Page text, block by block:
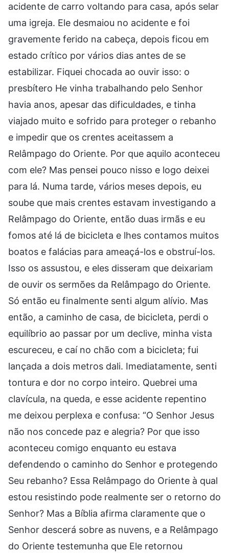
acidente de carro voltando para casa, após selar
uma igreja. Ele desmaiou no acidente e foi
gravemente ferido na cabeça, depois ficou em
estado crítico por vários dias antes de se
estabilizar. Fiquei chocada ao ouvir isso: o
presbítero He vinha trabalhando pelo Senhor
havia anos, apesar das dificuldades, e tinha
viajado muito e sofrido para proteger o rebanho
e impedir que os crentes aceitassem a
Relâmpago do Oriente. Por que aquilo aconteceu
com ele? Mas pensei pouco nisso e logo deixei
para lá. Numa tarde, vários meses depois, eu
soube que mais crentes estavam investigando a
Relâmpago do Oriente, então duas irmãs e eu
fomos até lá de bicicleta e lhes contamos muitos
boatos e falácias para ameaçá-los e obstruí-los.
Isso os assustou, e eles disseram que deixariam
de ouvir os sermões da Relâmpago do Oriente.
Só então eu finalmente senti algum alívio. Mas
então, a caminho de casa, de bicicleta, perdi o
equilíbrio ao passar por um declive, minha vista
escureceu, e caí no chão com a bicicleta; fui
lançada a dois metros dali. Imediatamente, senti
tontura e dor no corpo inteiro. Quebrei uma
clavícula, na queda, e esse acidente repentino
me deixou perplexa e confusa: “O Senhor Jesus
não nos concede paz e alegria? Por que isso
aconteceu comigo enquanto eu estava
defendendo o caminho do Senhor e protegendo
Seu rebanho? Essa Relâmpago do Oriente à qual
estou resistindo pode realmente ser o retorno do
Senhor? Mas a Bíblia afirma claramente que o
Senhor descerá sobre as nuvens, e a Relâmpago
do Oriente testemunha que Ele retornou